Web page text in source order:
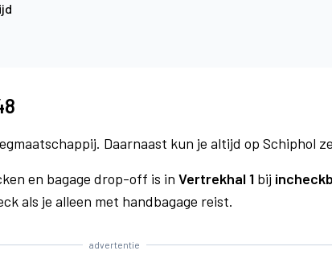
Daarnaast kun je altijd op Schiphol
en bagage drop-off is in Vertrekhal 1 bij
als je alleen met handbagage reist.
advertentie